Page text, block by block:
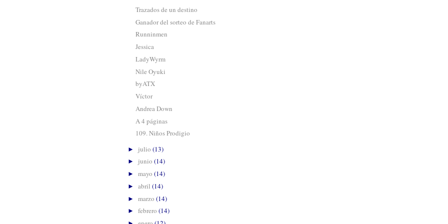
Trazados de un destino
Ganador del sorteo de Fanarts
Runninmen
Jessica
LadyWyrm
Nile Oyuki
byATX
Víctor
Andrea Down
A 4 páginas
109. Niños Prodigio
► julio (13)
► junio (14)
► mayo (14)
► abril (14)
► marzo (14)
► febrero (14)